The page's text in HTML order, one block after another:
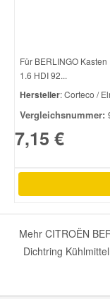
Für BERLINGO
1.6 HDI 92...
Hersteller: Corteco /
Vergleichsnummer:
7,15 €
Mehr CITROËN
Dichtring